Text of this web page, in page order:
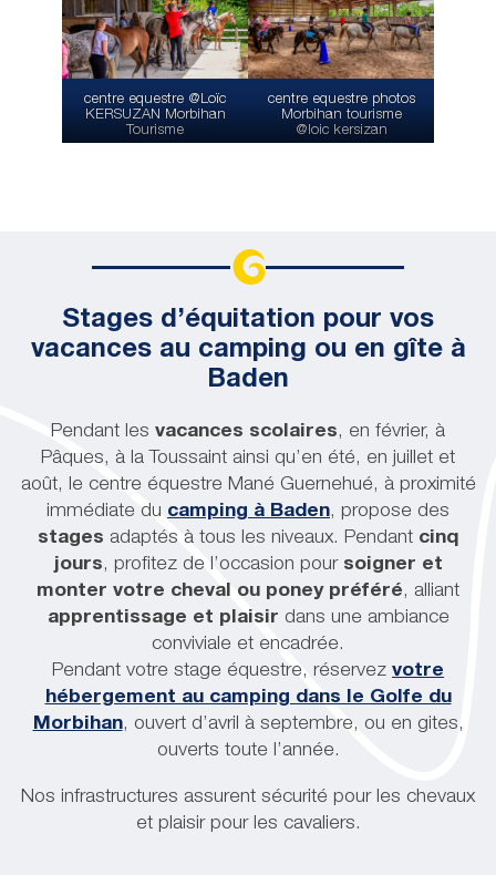
centre equestre @Loïc
KERSUZAN Morbihan
Tourisme
centre equestre photos
Morbihan tourisme
@loic kersizan
Stages d’équitation pour vos
vacances au camping ou en gîte à
Baden
Pendant les vacances scolaires, en février, à
Pâques, à la Toussaint ainsi qu’en été, en juillet et
août, le centre équestre Mané Guernehué, à proximité
immédiate du camping à Baden, propose des
stages adaptés à tous les niveaux. Pendant cinq
jours, profitez de l’occasion pour soigner et
monter votre cheval ou poney préféré, alliant
apprentissage et plaisir dans une ambiance
conviviale et encadrée.
Pendant votre stage équestre, réservez votre
hébergement au camping dans le Golfe du
Morbihan, ouvert d’avril à septembre, ou en gites,
ouverts toute l’année.
Nos infrastructures assurent sécurité pour les chevaux
et plaisir pour les cavaliers.